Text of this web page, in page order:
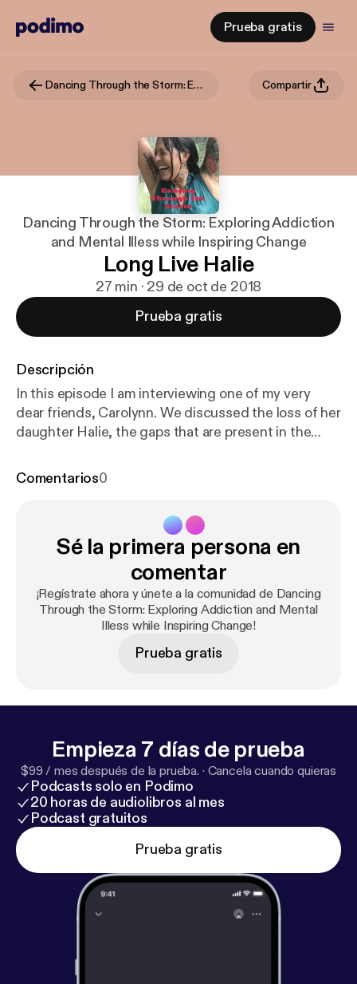
Prueba gratis
Dancing Through the Storm: Exploring Addiction and Mental Illess while Inspiring Change Compartir
Dancing Through the Storm: Exploring Addiction
and Mental Illess while Inspiring Change
Long Live Halie
27 min · 29 de oct de 2018
Prueba gratis
Descripción
In this episode I am interviewing one of my very
dear friends, Carolynn. We discussed the loss of her
daughter Halie, the gaps that are present in the
accessing services, and the lack of resources
Comentarios0
Sé la primera persona en
comentar
¡Regístrate ahora y únete a la comunidad de Dancing
Through the Storm: Exploring Addiction and Mental
Illess while Inspiring Change!
Prueba gratis
Empieza 7 días de prueba
$99 / mes después de la prueba. · Cancela cuando quieras
Podcasts solo en Podimo
20 horas de audiolibros al mes
Podcast gratuitos
Prueba gratis